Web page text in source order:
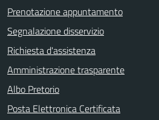
Prenotazione appuntamento
Segnalazione disservizio
Richiesta d'assistenza
Amministrazione trasparente
Albo Pretorio
Posta Elettronica Certificata